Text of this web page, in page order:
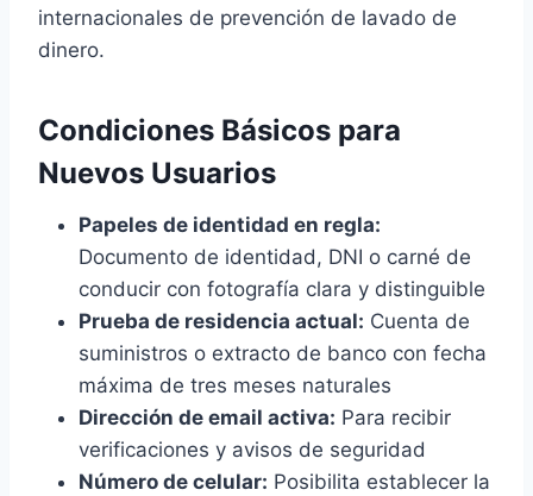
internacionales de prevención de lavado de
dinero.
Condiciones Básicos para
Nuevos Usuarios
Papeles de identidad en regla:
Documento de identidad, DNI o carné de
conducir con fotografía clara y distinguible
Prueba de residencia actual: Cuenta de
suministros o extracto de banco con fecha
máxima de tres meses naturales
Dirección de email activa: Para recibir
verificaciones y avisos de seguridad
Número de celular: Posibilita establecer la